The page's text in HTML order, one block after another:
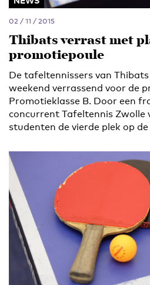
02 / 11 / 2015
Thibats verrast met
promotiepoule
De tafeltennissers van
weekend verrassend voor de
Promotieklasse B. Door een
concurrent Tafeltennis Zwolle
studenten de vierde plek op